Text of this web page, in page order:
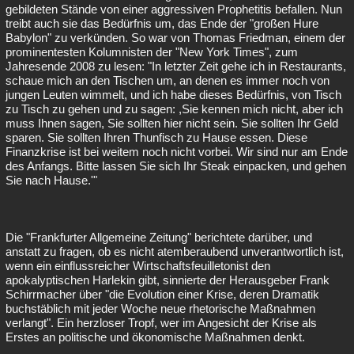
gebildeten Stände von einer aggressiven Prophetitis befallen. Nun
treibt auch sie das Bedürfnis um, das Ende der "großen Hure
Babylon" zu verkünden. So war von Thomas Friedman, einem der
prominentesten Kolumnisten der "New York Times", zum
Jahresende 2008 zu lesen: "In letzter Zeit gehe ich in Restaurants,
schaue mich an den Tischen um, an denen es immer noch von
jungen Leuten wimmelt, und ich habe dieses Bedürfnis, von Tisch
zu Tisch zu gehen und zu sagen: ,Sie kennen mich nicht, aber ich
muss Ihnen sagen, Sie sollten hier nicht sein. Sie sollten Ihr Geld
sparen. Sie sollten Ihren Thunfisch zu Hause essen. Diese
Finanzkrise ist bei weitem noch nicht vorbei. Wir sind nur am Ende
des Anfangs. Bitte lassen Sie sich Ihr Steak einpacken, und gehen
Sie nach Hause.'"
Die "Frankfurter Allgemeine Zeitung" berichtete darüber, und
anstatt zu fragen, ob es nicht atemberaubend unverantwortlich ist,
wenn ein einflussreicher Wirtschaftsfeuilletonist den
apokalyptischen Harlekin gibt, sinnierte der Herausgeber Frank
Schirrmacher über "die Evolution einer Krise, deren Dramatik
buchstäblich mit jeder Woche neue rhetorische Maßnahmen
verlangt". Ein herzloser Tropf, wer im Angesicht der Krise als
Erstes an politische und ökonomische Maßnahmen denkt.